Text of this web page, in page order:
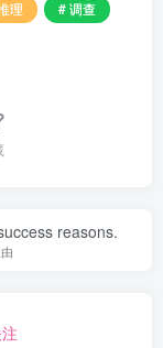
理 # 调查
reasons.